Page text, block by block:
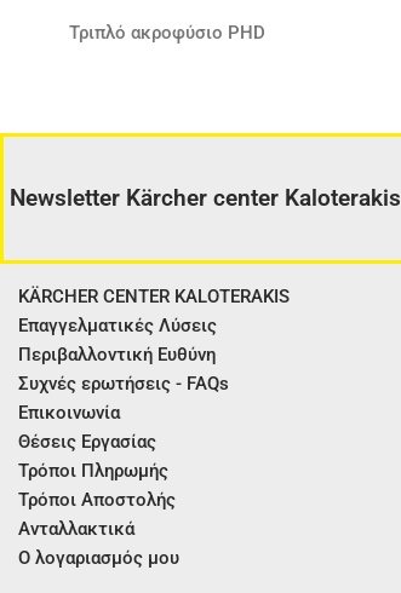
Τριπλό ακροφύσιο PHD
Newsletter Kärcher center Kaloterakis
KÄRCHER CENTER KALOTERAKIS
Επαγγελματικές Λύσεις
Περιβαλλοντική Ευθύνη
Συχνές ερωτήσεις - FAQs
Επικοινωνία
Θέσεις Εργασίας
Τρόποι Πληρωμής
Τρόποι Αποστολής
Ανταλλακτικά
Ο λογαριασμός μου